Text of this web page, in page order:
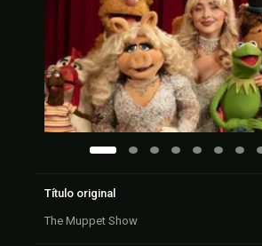
Título original
The Muppet Show